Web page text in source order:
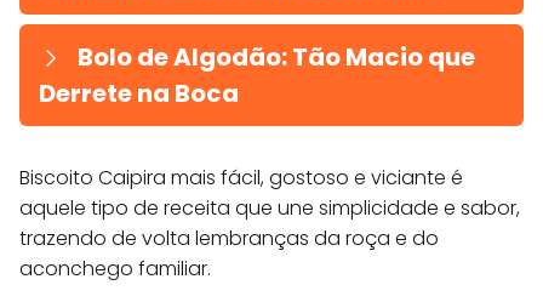
Bolo de Algodão: Tão Macio que
Derrete na Boca
Biscoito Caipira mais fácil, gostoso e viciante é
aquele tipo de receita que une simplicidade e sabor,
trazendo de volta lembranças da roça e do
aconchego familiar.